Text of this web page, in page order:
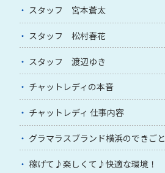
スタッフ 宮本蒼太
スタッフ 松村春花
スタッフ 渡辺ゆき
チャットレディの本音
チャットレディ 仕事内容
グラマラスブランド横浜のできごと
稼げて♪楽しくて♪快適な環境！